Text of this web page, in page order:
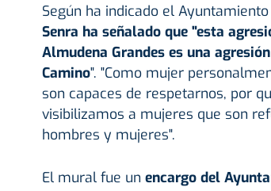
Según ha indicado el
Senra ha señalado que "esta
Almudena Grandes es una
Camino". "Como mujer
son capaces de respetarnos, por
visibilizamos a mujeres que son
hombres y mujeres".
El mural fue un encargo del